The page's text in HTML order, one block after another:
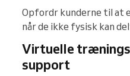
Opfordr kunderne til at
når de ikke fysisk kan
Virtuelle
support